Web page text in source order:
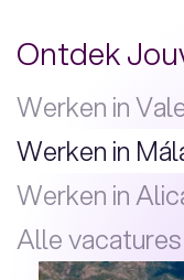
Ontdek
Werken in
Werken in
Werken in
Alle vacatures